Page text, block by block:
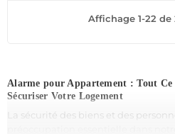
intelligente, garantissant un
espace en toute tranquillité.
aujourd’hui avec une alarme
!
Affichage 1-22 de
Alarme pour Appartement : Tout Ce
Sécuriser Votre Logement
La sécurité des biens et des